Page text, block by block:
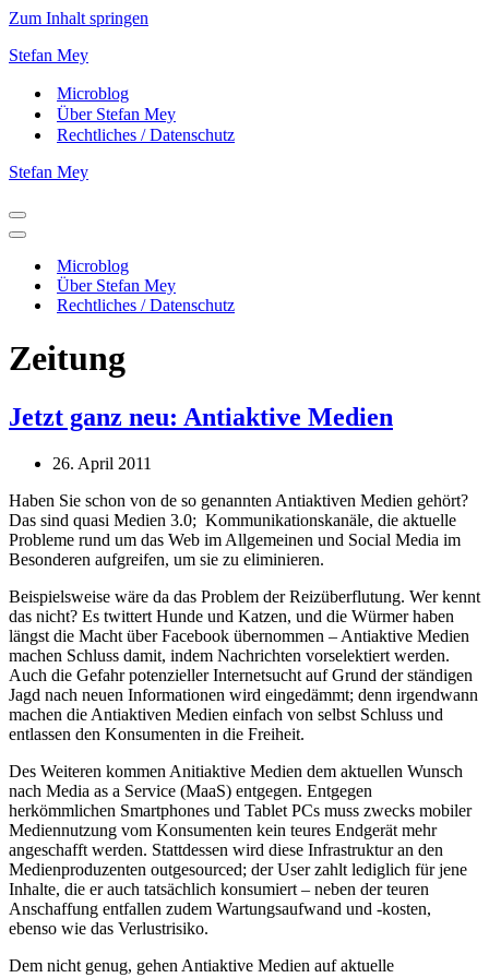
Zum Inhalt springen
Stefan Mey
Microblog
Über Stefan Mey
Rechtliches / Datenschutz
Stefan Mey
Navigationsmenü
Navigationsmenü
Microblog
Über Stefan Mey
Rechtliches / Datenschutz
Zeitung
Jetzt ganz neu: Antiaktive Medien
26. April 2011
Haben Sie schon von de so genannten Antiaktiven Medien gehört?
Das sind quasi Medien 3.0; Kommunikationskanäle, die aktuelle
Probleme rund um das Web im Allgemeinen und Social Media im
Besonderen aufgreifen, um sie zu eliminieren.
Beispielsweise wäre da das Problem der Reizüberflutung. Wer kennt
das nicht? Es twittert Hunde und Katzen, und die Würmer haben
längst die Macht über Facebook übernommen – Antiaktive Medien
machen Schluss damit, indem Nachrichten vorselektiert werden.
Auch die Gefahr potenzieller Internetsucht auf Grund der ständigen
Jagd nach neuen Informationen wird eingedämmt; denn irgendwann
machen die Antiaktiven Medien einfach von selbst Schluss und
entlassen den Konsumenten in die Freiheit.
Des Weiteren kommen Anitiaktive Medien dem aktuellen Wunsch
nach Media as a Service (MaaS) entgegen. Entgegen
herkömmlichen Smartphones und Tablet PCs muss zwecks mobiler
Mediennutzung vom Konsumenten kein teures Endgerät mehr
angeschafft werden. Stattdessen wird diese Infrastruktur an den
Medienproduzenten outgesourced; der User zahlt lediglich für jene
Inhalte, die er auch tatsächlich konsumiert – neben der teuren
Anschaffung entfallen zudem Wartungsaufwand und -kosten,
ebenso wie das Verlustrisiko.
Dem nicht genug, gehen Antiaktive Medien auf aktuelle